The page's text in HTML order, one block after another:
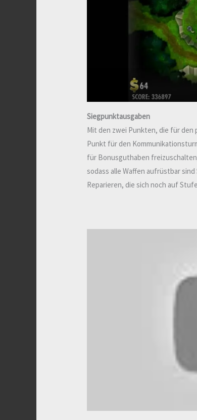
Siegpunktausgaben
Mit den zwei Punkten, die für
Punkt für den
für Bonusguthaben
sodass alle Waffen aufrüstbar
Reparieren, die sich noch auf